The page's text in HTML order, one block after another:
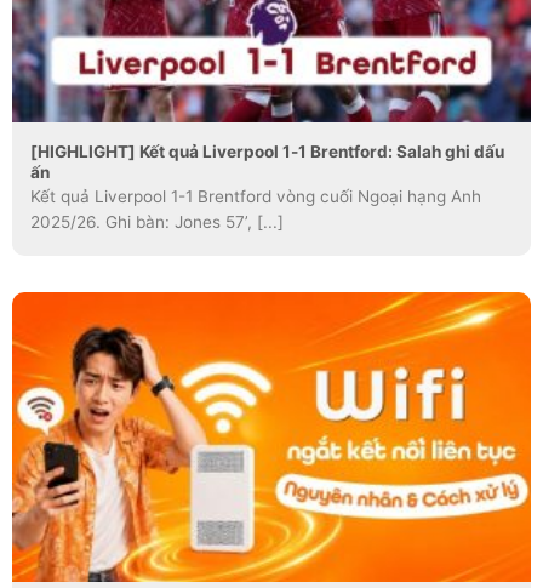
[HIGHLIGHT] Kết quả Liverpool 1-1 Brentford: Salah ghi dấu
ấn
Kết quả Liverpool 1-1 Brentford vòng cuối Ngoại hạng Anh
2025/26. Ghi bàn: Jones 57’, [...]